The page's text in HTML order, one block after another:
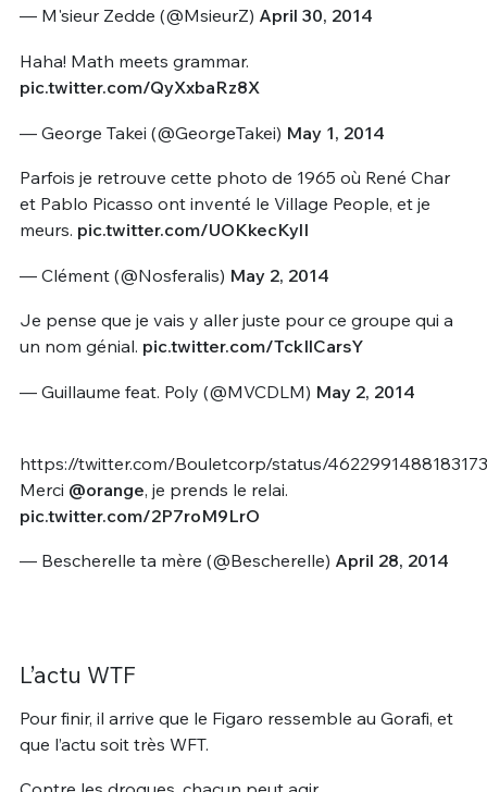
— M'sieur Zedde (@MsieurZ) April 30, 2014
Haha! Math meets grammar.
pic.twitter.com/QyXxbaRz8X
— George Takei (@GeorgeTakei) May 1, 2014
Parfois je retrouve cette photo de 1965 où René Char
et Pablo Picasso ont inventé le Village People, et je
meurs. pic.twitter.com/UOKkecKylI
— Clément (@Nosferalis) May 2, 2014
Je pense que je vais y aller juste pour ce groupe qui a
un nom génial. pic.twitter.com/TckIlCarsY
— Guillaume feat. Poly (@MVCDLM) May 2, 2014
https://twitter.com/Bouletcorp/status/
Merci @orange, je prends le relai.
pic.twitter.com/2P7roM9LrO
— Bescherelle ta mère (@Bescherelle) April 28, 2014
L’actu WTF
Pour finir, il arrive que le Figaro ressemble au Gorafi, et
que l’actu soit très WFT.